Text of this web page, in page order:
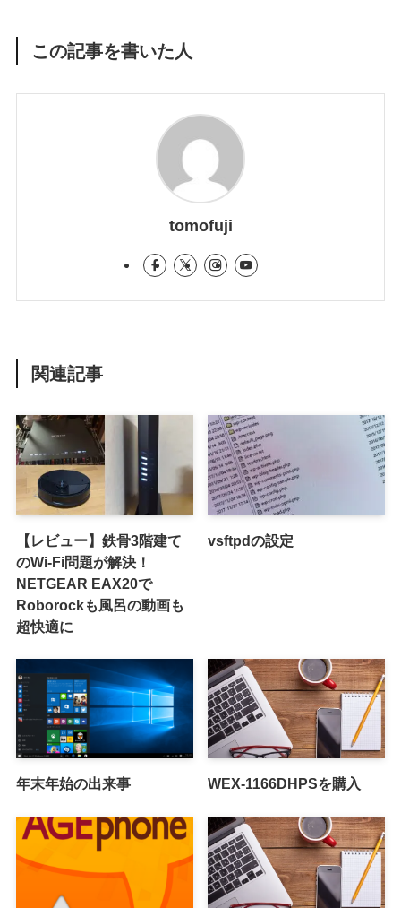
この記事を書いた人
tomofuji
関連記事
【レビュー】鉄骨3階建て
のWi-Fi問題が解決！
NETGEAR EAX20で
Roborockも風呂の動画も
超快適に
vsftpdの設定
年末年始の出来事 WEX-1166DHPSを購入